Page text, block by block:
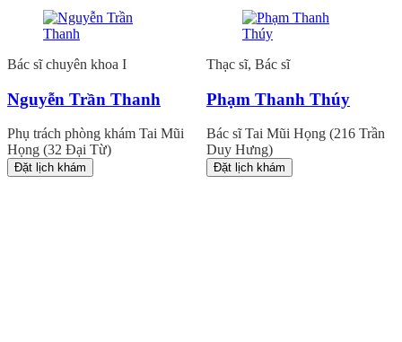
Bác sĩ chuyên khoa I
Nguyễn Trần Thanh
Phụ trách phòng khám Tai Mũi
Họng (32 Đại Từ)
Đặt lịch khám
Thạc sĩ, Bác sĩ
Phạm Thanh Thúy
Bác sĩ Tai Mũi Họng (216 Trần
Duy Hưng)
Đặt lịch khám